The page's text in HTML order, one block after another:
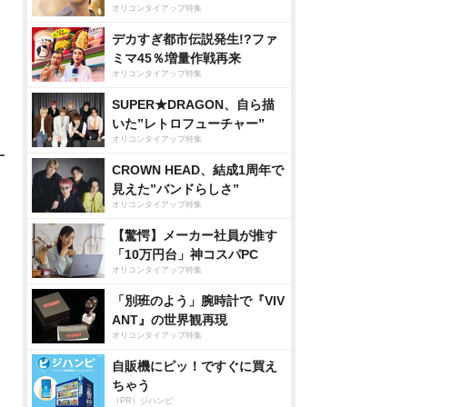
オリコンタイアップ特集
デカすぎ都市伝説発生!?ファ
ミマ45％増量作戦再来
オリコンタイアップ特集
SUPER★DRAGON、自ら描
いた”レトロフューチャー”
オリコンタイアップ特集
CROWN HEAD、結成1周年で
見えた”バンドらしさ”
オリコンタイアップ特集
【驚愕】メーカー社員が推す
「10万円台」神コスパPC
オリコンタイアップ特集
「別班のよう」腕時計で『VIV
ANT』の世界観再現
オリコンタイアップ特集
自販機にピッ！ですぐに買え
ちゃう
（PR）ジハンピ